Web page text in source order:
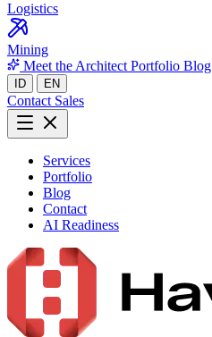
Logistics
Mining
Meet the Architect Portfolio Blog
ID EN
Contact Sales
Services
Portfolio
Blog
Contact
AI Readiness